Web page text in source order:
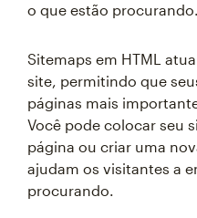
o que estão procurando.
Sitemaps em HTML
site, permitindo que
páginas mais
Você pode colocar seu
página ou criar uma
ajudam os visitantes a
procurando.